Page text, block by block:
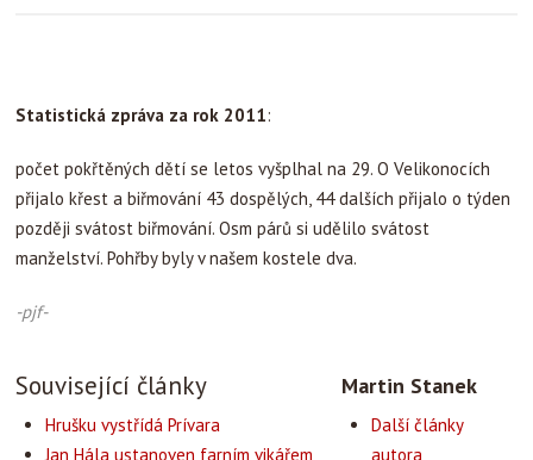
Statistická zpráva za rok 2011:
počet pokřtěných dětí se letos vyšplhal na 29. O Velikonocích
přijalo křest a biřmování 43 dospělých, 44 dalších přijalo o týden
později svátost biřmování. Osm párů si udělilo svátost
manželství. Pohřby byly v našem kostele dva.
-pjf-
Související články
Hrušku vystřídá Prívara
Jan Hála ustanoven farním vikářem
Martin Stanek
Další články
autora